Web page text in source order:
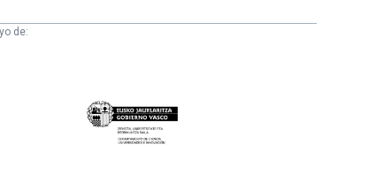
de:
Eusko
Jaurlaritza